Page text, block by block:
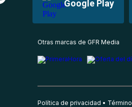
Google Play
Otras marcas de GFR Media
Política de privacidad